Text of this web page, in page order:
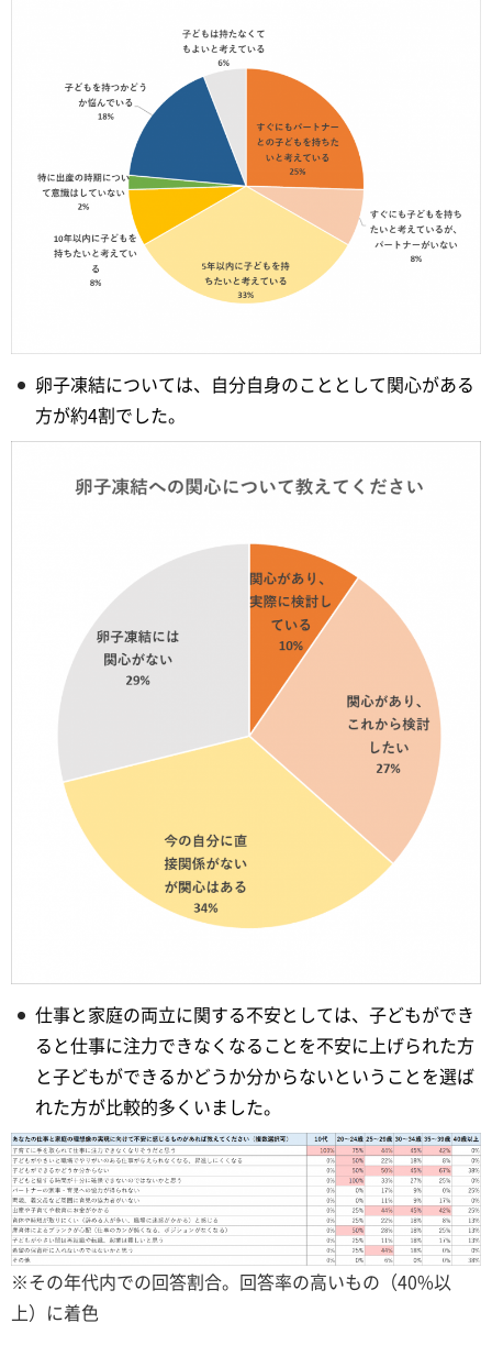
卵子凍結については、自分自身のこととして関心がある
方が約4割でした。
仕事と家庭の両立に関する不安としては、子どもができ
ると仕事に注力できなくなることを不安に上げられた方
と子どもができるかどうか分からないということを選ば
れた方が比較的多くいました。
※その年代内での回答割合。回答率の高いもの（40%以
上）に着色